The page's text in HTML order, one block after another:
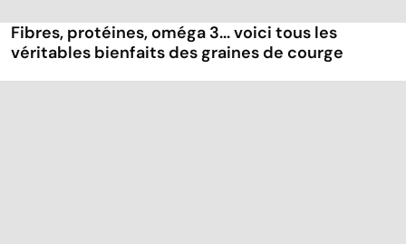
Fibres, protéines, oméga 3... voici tous les
véritables bienfaits des graines de courge